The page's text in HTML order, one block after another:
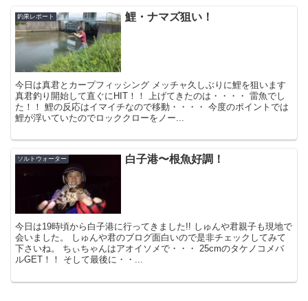
釣果レポート 鯉・ナマズ狙い！
今日は真君とカープフィッシング メッチャ久しぶりに鯉を狙います
真君釣り開始して直ぐにHIT！！ 上げてきたのは・・・・ 雷魚でし
た！！ 鯉の反応はイマイチなので移動・・・・ 今度のポイントでは
鯉が浮いていたのでロッククローをノー...
ソルトウォーター 白子港〜根魚好調！
今日は19時頃から白子港に行ってきました!! しゅんや君親子も現地で
会いました。 しゅんや君のブログ面白いので是非チェックしてみて
下さいね。 ちぃちゃんはアオイソメで・・・ 25cmのタケノコメバ
ルGET！！ そして最後に・・...